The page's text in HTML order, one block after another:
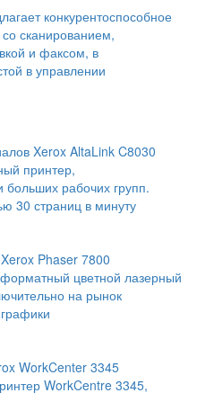
конкурентоспособное
сканированием,
и факсом, в
в управлении
Xerox AltaLink C8030
принтер,
рабочих групп.
30 страниц в минуту
Phaser 7800
цветной лазерный
на рынок
WorkCenter 3345
WorkCentre 3345,